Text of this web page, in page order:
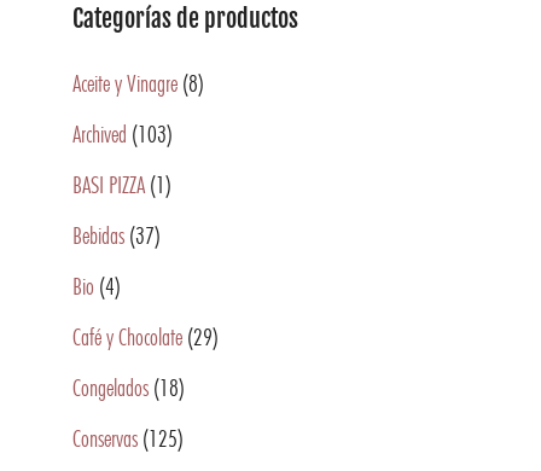
Categorías de productos
Aceite y Vinagre (8)
Archived (103)
BASI PIZZA (1)
Bebidas (37)
Bio (4)
Café y Chocolate (29)
Congelados (18)
Conservas (125)